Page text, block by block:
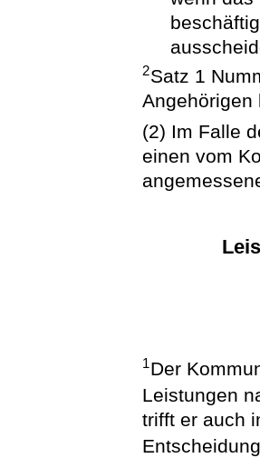
2Satz 1
Angehörigen
(2) Im Falle
einen vom
1Der
Leistungen
trifft er auch